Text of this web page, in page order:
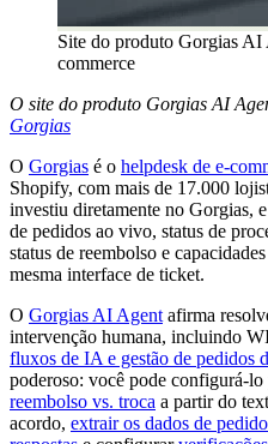
Site do produto Gorgias AI
commerce
O site do produto Gorgias AI
Gorgias
O Gorgias é o helpdesk de e-
Shopify, com mais de 17.000
investiu diretamente no Gorgias,
de pedidos ao vivo, status de
status de reembolso e
mesma interface de ticket.
O Gorgias AI Agent afirma
intervenção humana, incluindo
fluxos de IA e gestão de pedidos
poderoso: você pode configurá-lo
reembolso vs. troca a partir do
acordo, extrair os dados de